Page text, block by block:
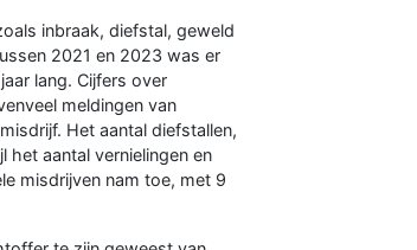
inbraak, diefstal, geweld
2021 en 2023 was er
lang. Cijfers over
meldingen van
Het aantal diefstallen,
het aantal vernielingen en
misdrijven nam toe, met 9